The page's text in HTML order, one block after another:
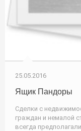
25.05.2016
Ящик Пандоры
Сделки с
граждан и немалой
всегда